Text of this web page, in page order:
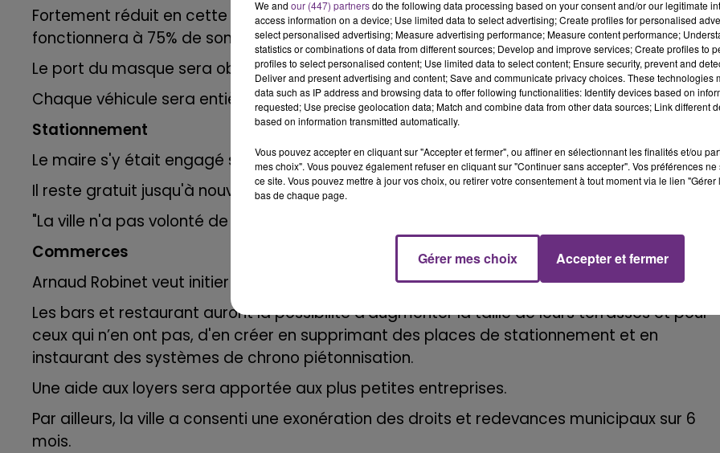
Fortement réduit en cette période de confinement, le réseau de transport Citura
fonctionnera à 75% de son organisation normale dès lundi 11 mai.
Le port du masque sera obligatoire.
Chaque véhicule sera entièrement désinfecté tous les jours.
Stationnement
Le maire s'y était engagé sur notre antenne.
Il reste gratuit jusqu'à nouvel ordre.
"La ville n'a pas volonté de pénaliser les rémois qui vont faire revivre les commerces".
Commerces
Arnaud Robinet veut initier un "choc de consommation" de 4 millions d’euros.
Les bars et restaurant auront la possibilité d’augmenter la taille de leurs terrasses et pour
ceux qui n’en ont pas, d'en créer en supprimant des places de stationnement et en
instaurant des systèmes de chrono piétonnisation.
Une aide aux loyers sera apportée aux plus petites entreprises.
Par ailleurs, la ville a consenti une exonération des droits et redevances municipaux sur 6
mois.
We and our (447) partnersdo the following data processing based on your consent and/or our legitimate
access information on a device; Use limited data to select advertising; Create profiles for personalised
select personalised advertising; Measure advertising performance; Measure content performance;
statistics or combinations of data from different sources; Develop and improve services; Create profiles to
profiles to select personalised content; Use limited data to select content; Ensure security, prevent and
Deliver and present advertising and content; Save and communicate privacy choices. These technologies
data such as IP address and browsing data to offer following functionalities: Identify devices based on
requested; Use precise geolocation data; Match and combine data from other data sources; Link different
based on information transmitted automatically.
Vous pouvez accepter en cliquant sur "Accepter et fermer", ou affiner en sélectionnant les finalités et/ou
mes choix". Vous pouvez également refuser en cliquant sur "Continuer sans accepter". Vos préférences
ce site. Vous pouvez mettre à jour vos choix, ou retirer votre consentement à tout moment via le lien
bas de chaque page.
Gérer mes choix Accepter et fermer